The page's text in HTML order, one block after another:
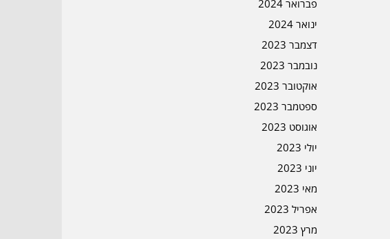
פברואר 2024
ינואר 2024
דצמבר 2023
נובמבר 2023
אוקטובר 2023
ספטמבר 2023
אוגוסט 2023
יולי 2023
יוני 2023
מאי 2023
אפריל 2023
מרץ 2023